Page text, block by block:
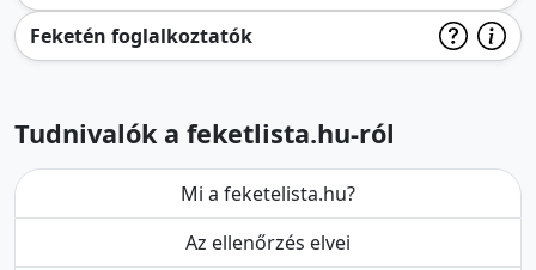
Feketén foglalkoztatók
Tudnivalók a feketlista.hu-ról
Mi a feketelista.hu?
Az ellenőrzés elvei